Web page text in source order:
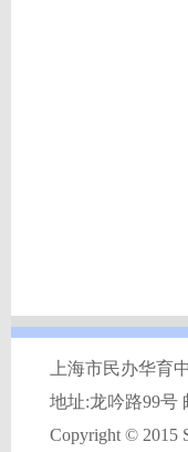
上海市民办华育
地址:龙吟路99号
Copyright © 2015